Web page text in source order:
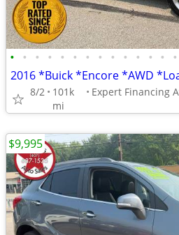
• • • • • • • • • • • • • •
8/2
101k
mi
$9,995